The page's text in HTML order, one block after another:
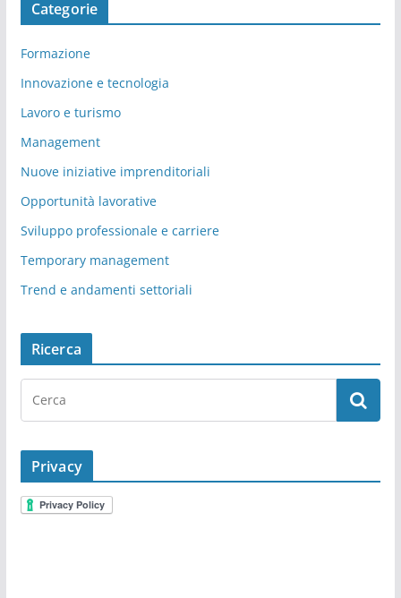
Categorie
Formazione
Innovazione e tecnologia
Lavoro e turismo
Management
Nuove iniziative imprenditoriali
Opportunità lavorative
Sviluppo professionale e carriere
Temporary management
Trend e andamenti settoriali
Ricerca
Privacy